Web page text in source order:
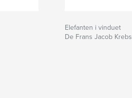
Elefanten i vinduet
De Frans Jacob Krebs